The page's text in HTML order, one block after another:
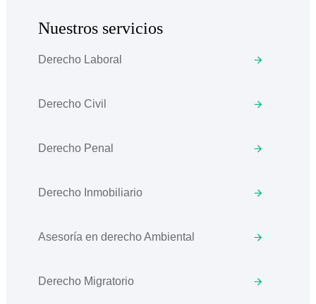
Nuestros servicios
Derecho Laboral
Derecho Civil
Derecho Penal
Derecho Inmobiliario
Asesoría en derecho Ambiental
Derecho Migratorio